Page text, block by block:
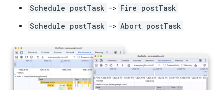
Schedule postTask -> Fire postTask
Schedule postTask -> Abort postTask